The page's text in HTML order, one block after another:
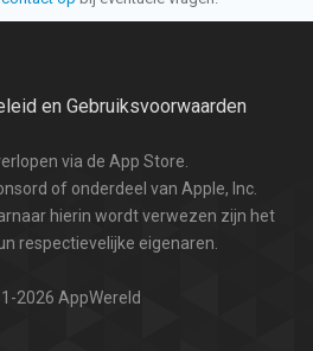
en Gebruiksvoorwaarden
via de App Store.
of onderdeel van Apple, Inc.
hierin wordt verwezen zijn het
respectievelijke eigenaren.
2026 AppWereld